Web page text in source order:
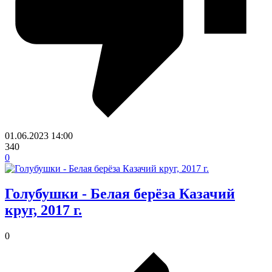
01.06.2023 14:00
340
0
Голубушки - Белая берёза Казачий
круг, 2017 г.
0